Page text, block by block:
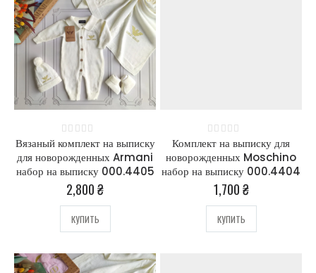
0out of 5
Вязаный комплект на выписку
для новорожденных Armani
набор на выписку 000.4405
2,800₴
КУПИТЬ
0out of 5
Комплект на выписку для
новорожденных Moschino
набор на выписку 000.4404
1,700₴
КУПИТЬ